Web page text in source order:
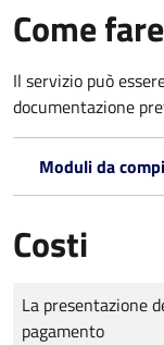
Come fare
Il servizio può
documentazione
Moduli da
Costi
Tipo di pagamento
Importo
La presentazione
pagamento